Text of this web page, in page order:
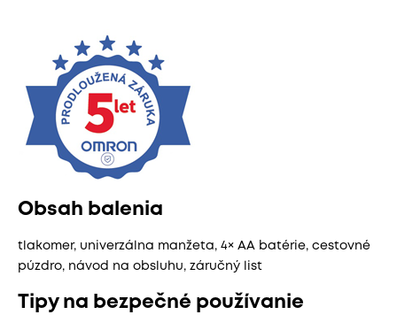
Obsah balenia
tlakomer, univerzálna manžeta, 4× AA batérie, cestovné
púzdro, návod na obsluhu, záručný list
Tipy na bezpečné používanie